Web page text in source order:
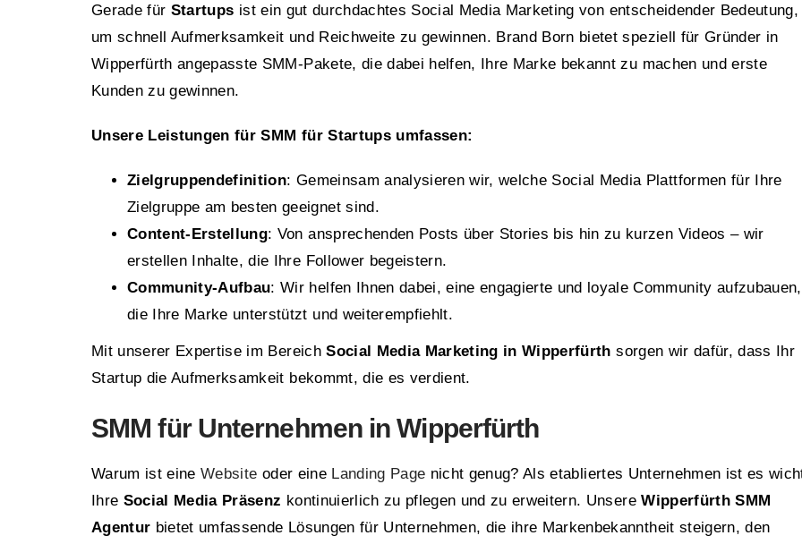
Gerade für Startups ist ein gut durchdachtes Social Media Marketing von entscheidender Bedeutung,
um schnell Aufmerksamkeit und Reichweite zu gewinnen. Brand Born bietet speziell für Gründer in
Wipperfürth angepasste SMM-Pakete, die dabei helfen, Ihre Marke bekannt zu machen und erste
Kunden zu gewinnen.
Unsere Leistungen für SMM für Startups umfassen:
Zielgruppendefinition: Gemeinsam analysieren wir, welche Social Media Plattformen für Ihre
Zielgruppe am besten geeignet sind.
Content-Erstellung: Von ansprechenden Posts über Stories bis hin zu kurzen Videos – wir
erstellen Inhalte, die Ihre Follower begeistern.
Community-Aufbau: Wir helfen Ihnen dabei, eine engagierte und loyale Community aufzubauen,
die Ihre Marke unterstützt und weiterempfiehlt.
Mit unserer Expertise im BereichSocial Media Marketing in Wipperfürth sorgen wir dafür, dass Ihr
Startup die Aufmerksamkeit bekommt, die es verdient.
SMM für Unternehmen in Wipperfürth
Warum ist eineWebsite oder eine Landing Page nicht genug? Als etabliertes Unternehmen ist es
Ihre Social Media Präsenz kontinuierlich zu pflegen und zu erweitern. UnsereWipperfürth SMM
Agentur bietet umfassende Lösungen für Unternehmen, die ihre Markenbekanntheit steigern, den